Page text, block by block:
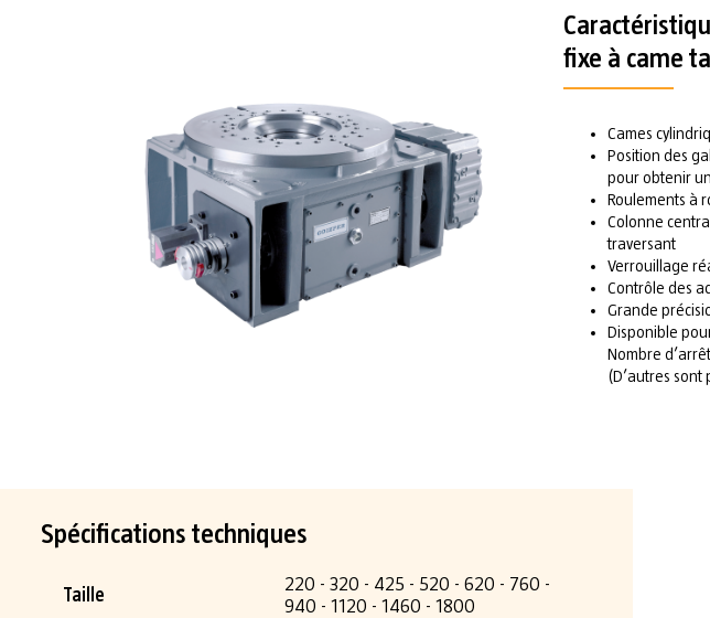
fixe à came
Cames
Position des
pour obtenir
Roulements à
Colonne
traversant
Verrouillage
Contrôle des
Grande
Disponible
Nombre
(D’autres sont
Spécifications techniques
Taille
220 - 320 - 425 - 520 - 620 - 760 -
940 - 1120 - 1460 - 1800